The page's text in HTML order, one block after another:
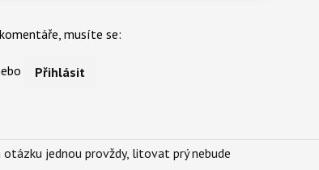
musíte se:
Přihlásit
jednou provždy, litovat prý nebude